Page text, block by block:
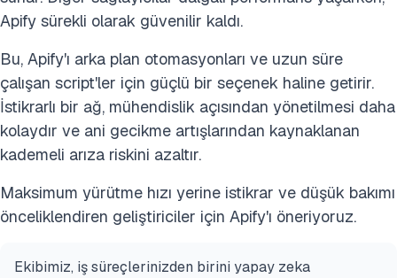
Apify sürekli olarak güvenilir kaldı.
Bu, Apify'ı arka plan otomasyonları ve uzun süre
çalışan script'ler için güçlü bir seçenek haline getirir.
İstikrarlı bir ağ, mühendislik açısından yönetilmesi daha
kolaydır ve ani gecikme artışlarından kaynaklanan
kademeli arıza riskini azaltır.
Maksimum yürütme hızı yerine istikrar ve düşük bakımı
önceliklendiren geliştiriciler için Apify'ı öneriyoruz.
Ekibimiz, iş süreçlerinizden birini yapay zeka